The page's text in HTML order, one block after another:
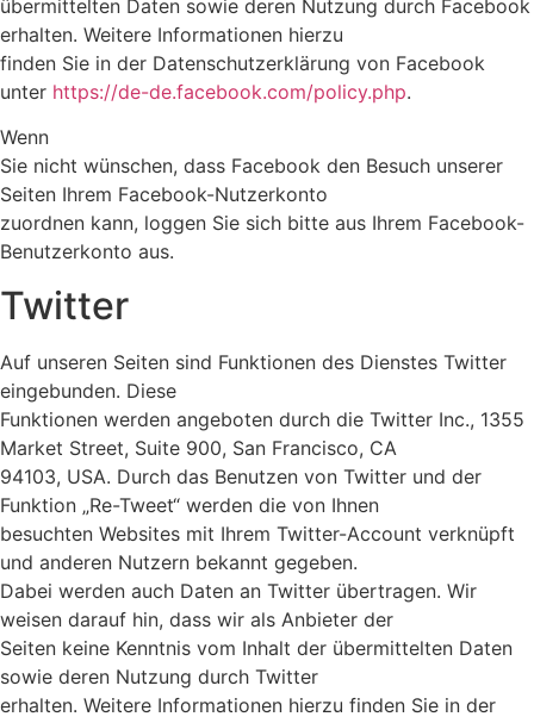
übermittelten Daten sowie deren Nutzung durch Facebook
erhalten. Weitere Informationen hierzu
finden Sie in der Datenschutzerklärung von Facebook
unter https://de-de.facebook.com/policy.php.
Wenn
Sie nicht wünschen, dass Facebook den Besuch unserer
Seiten Ihrem Facebook-Nutzerkonto
zuordnen kann, loggen Sie sich bitte aus Ihrem Facebook-
Benutzerkonto aus.
Twitter
Auf unseren Seiten sind Funktionen des Dienstes Twitter
eingebunden. Diese
Funktionen werden angeboten durch die Twitter Inc., 1355
Market Street, Suite 900, San Francisco, CA
94103, USA. Durch das Benutzen von Twitter und der
Funktion „Re-Tweet“ werden die von Ihnen
besuchten Websites mit Ihrem Twitter-Account verknüpft
und anderen Nutzern bekannt gegeben.
Dabei werden auch Daten an Twitter übertragen. Wir
weisen darauf hin, dass wir als Anbieter der
Seiten keine Kenntnis vom Inhalt der übermittelten Daten
sowie deren Nutzung durch Twitter
erhalten. Weitere Informationen hierzu finden Sie in der